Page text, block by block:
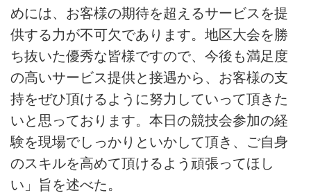
めには、お客様の期待を超えるサービスを提
供する力が不可欠であります。地区大会を勝
ち抜いた優秀な皆様ですので、今後も満足度
の高いサービス提供と接遇から、お客様の支
持をぜひ頂けるように努力していって頂きた
いと思っております。本日の競技会参加の経
験を現場でしっかりといかして頂き、ご自身
のスキルを高めて頂けるよう頑張ってほし
い」旨を述べた。